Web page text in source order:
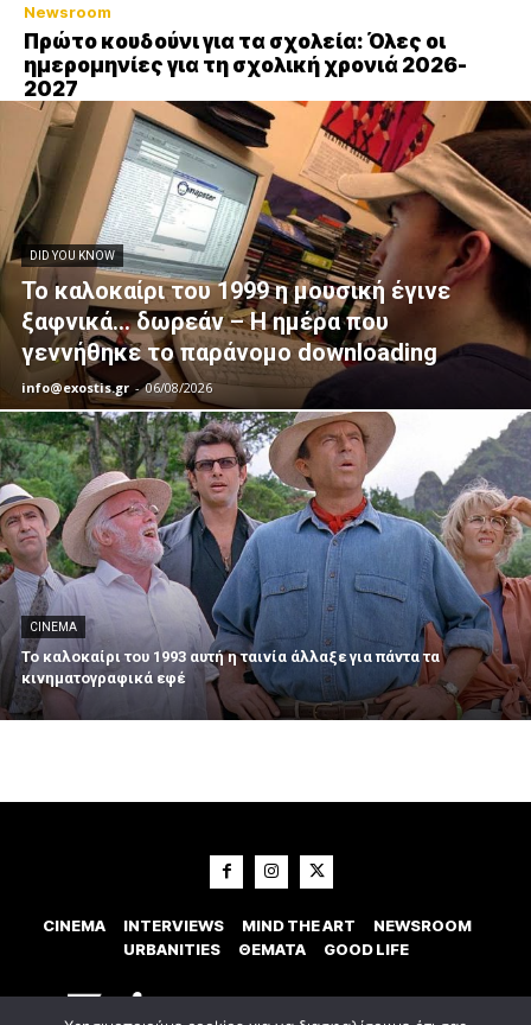
Newsroom
Πρώτο κουδούνι για τα σχολεία: Όλες οι
ημερομηνίες για τη σχολική χρονιά 2026-
2027
DID YOU KNOW
Το καλοκαίρι του 1999 η μουσική έγινε
ξαφνικά… δωρεάν – Η ημέρα που
γεννήθηκε το παράνομο downloading
info@exostis.gr - 06/08/2026
CINEMA
Το καλοκαίρι του 1993 αυτή η ταινία άλλαξε για πάντα τα
κινηματογραφικά εφέ
CINEMA INTERVIEWS MIND THE ART
NEWSROOM
URBANITIES
ΘΕΜΑΤΑ GOOD LIFE